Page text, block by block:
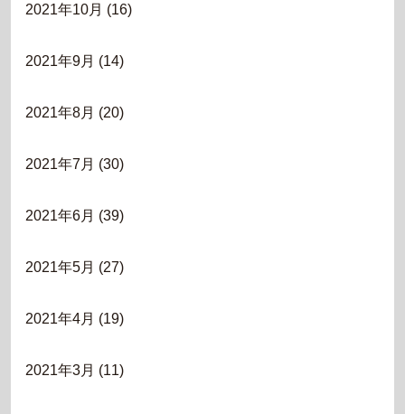
2021年10月 (16)
2021年9月 (14)
2021年8月 (20)
2021年7月 (30)
2021年6月 (39)
2021年5月 (27)
2021年4月 (19)
2021年3月 (11)